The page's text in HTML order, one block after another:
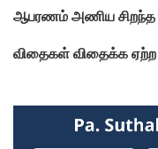
ஆபரணம் அணிய சிறந்த
விதைகள் விதைக்க ஏற்ற